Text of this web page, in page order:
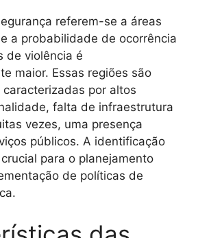
referem-se a áreas
a probabilidade de ocorrência
de violência é
maior. Essas regiões são
por altos
falta de infraestrutura
vezes, uma presença
públicos. A identificação
para o planejamento
de políticas de